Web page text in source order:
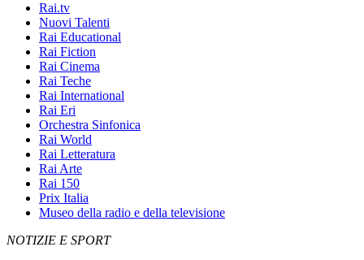
Rai.tv
Nuovi Talenti
Rai Educational
Rai Fiction
Rai Cinema
Rai Teche
Rai International
Rai Eri
Orchestra Sinfonica
Rai World
Rai Letteratura
Rai Arte
Rai 150
Prix Italia
Museo della radio e della televisione
NOTIZIE E SPORT